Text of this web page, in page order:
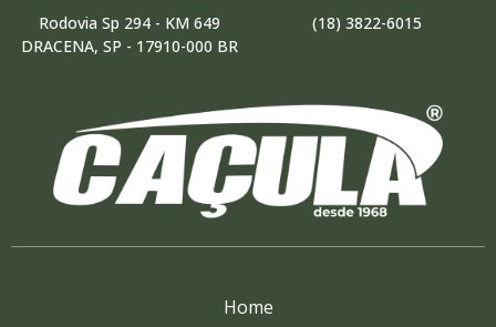
Rodovia Sp 294 - KM 649
DRACENA, SP - 17910-000 BR
(18) 3822-6015
Home